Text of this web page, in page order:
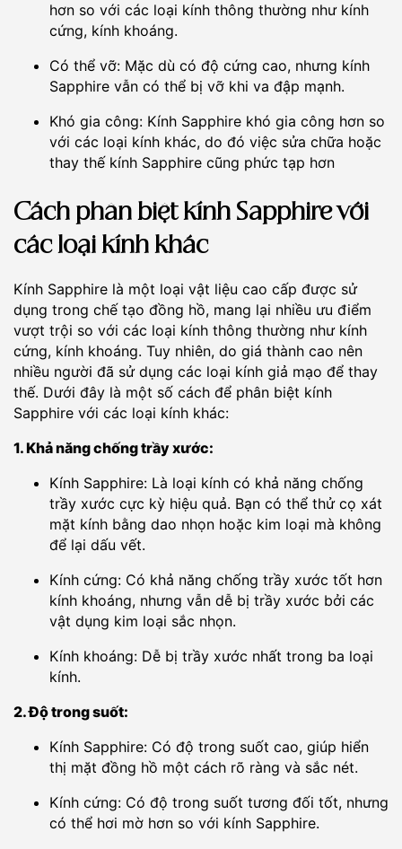
hơn so với các loại kính thông thường như kính
cứng, kính khoáng.
Có thể vỡ: Mặc dù có độ cứng cao, nhưng kính
Sapphire vẫn có thể bị vỡ khi va đập mạnh.
Khó gia công: Kính Sapphire khó gia công hơn so
với các loại kính khác, do đó việc sửa chữa hoặc
thay thế kính Sapphire cũng phức tạp hơn
Cách phân biệt kính Sapphire với
các loại kính khác
Kính Sapphire là một loại vật liệu cao cấp được sử
dụng trong chế tạo đồng hồ, mang lại nhiều ưu điểm
vượt trội so với các loại kính thông thường như kính
cứng, kính khoáng. Tuy nhiên, do giá thành cao nên
nhiều người đã sử dụng các loại kính giả mạo để thay
thế. Dưới đây là một số cách để phân biệt kính
Sapphire với các loại kính khác:
1. Khả năng chống trầy xước:
Kính Sapphire: Là loại kính có khả năng chống
trầy xước cực kỳ hiệu quả. Bạn có thể thử cọ xát
mặt kính bằng dao nhọn hoặc kim loại mà không
để lại dấu vết.
Kính cứng: Có khả năng chống trầy xước tốt hơn
kính khoáng, nhưng vẫn dễ bị trầy xước bởi các
vật dụng kim loại sắc nhọn.
Kính khoáng: Dễ bị trầy xước nhất trong ba loại
kính.
2. Độ trong suốt:
Kính Sapphire: Có độ trong suốt cao, giúp hiển
thị mặt đồng hồ một cách rõ ràng và sắc nét.
Kính cứng: Có độ trong suốt tương đối tốt, nhưng
có thể hơi mờ hơn so với kính Sapphire.